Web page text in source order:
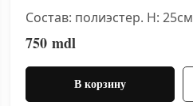
Состав: полиэстер. H: 25см
750 mdl
В корзину